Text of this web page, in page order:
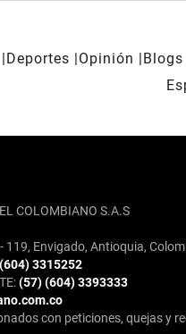
Deportes Opinión Blogs
COLOMBIANO S.A.S
119, Envigado, Antioquia,
3315252
(57) (604) 3393333
con peticiones, quejas y